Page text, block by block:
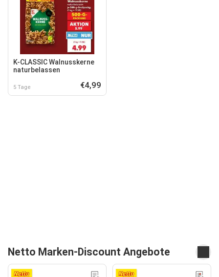
K-CLASSIC Walnusskerne
naturbelassen
5 Tage €4,99
Netto Marken-Discount Angebote